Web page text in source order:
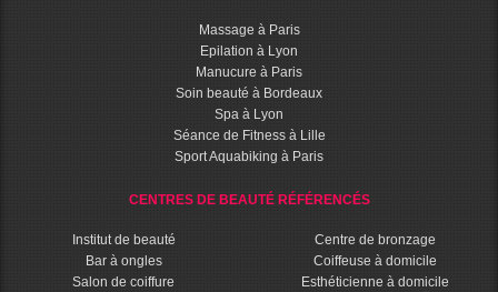
Massage à Paris
Epilation à Lyon
Manucure à Paris
Soin beauté à Bordeaux
Spa à Lyon
Séance de Fitness à Lille
Sport Aquabiking à Paris
CENTRES DE BEAUTÉ RÉFÉRENCÉS
Institut de beauté
Bar à ongles
Salon de coiffure
Centre de bronzage
Coiffeuse à domicile
Esthéticienne à domicile